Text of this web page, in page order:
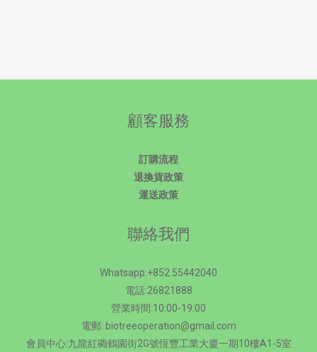
顧客服務
訂購流程
退換貨政策
運送政策
聯絡我們
Whatsapp:+852 55442040
電話:26821888
營業時間:10:00-19:00
電郵: biotreeoperation@gmail.com
會員中心:九龍紅磡鶴園街2G號恆豐工業大廈一期10樓A1-5室